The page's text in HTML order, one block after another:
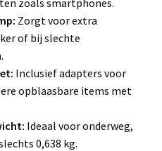
Zorgt voor extra
of bij slechte
Inclusief adapters voor
opblaasbare items met
Ideaal voor onderweg,
0,638 kg.